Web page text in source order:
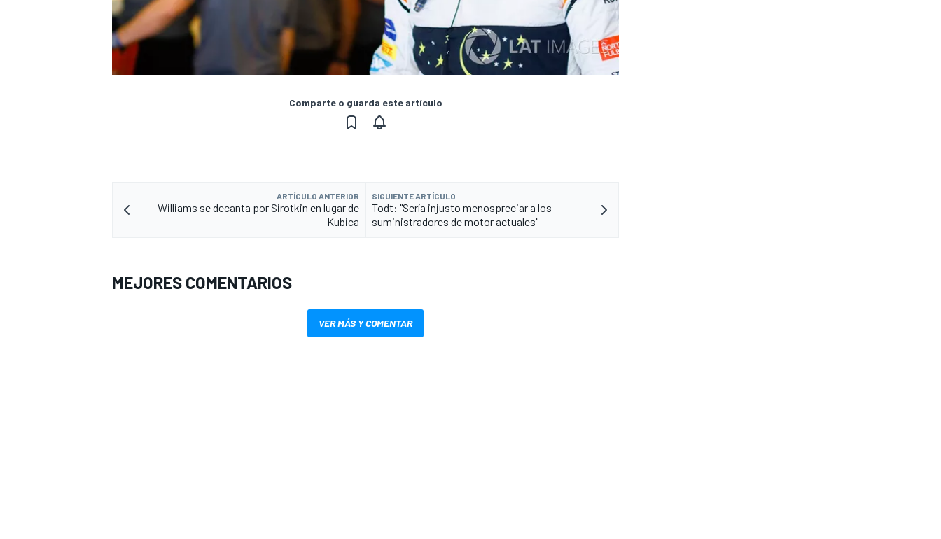
Comparte o guarda este artículo
ARTÍCULO ANTERIOR
Williams se decanta por Sirotkin en lugar de
Kubica
SIGUIENTE ARTÍCULO
Todt: "Sería injusto menospreciar a los
suministradores de motor actuales"
MEJORES COMENTARIOS
VER MÁS Y COMENTAR